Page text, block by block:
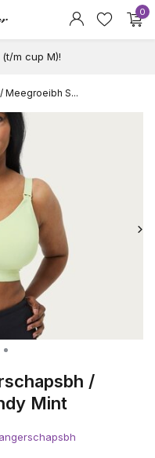
0
m cup M)!
Meegroeibh S...
/
Mint